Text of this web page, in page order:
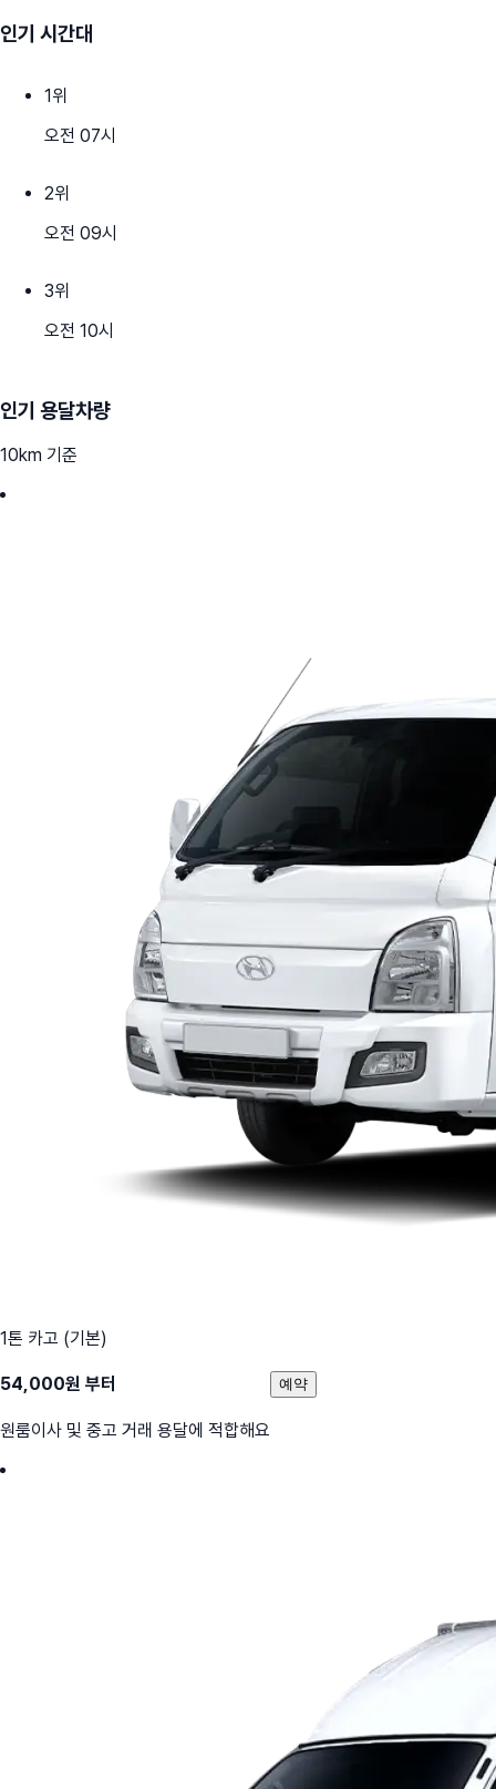
인기 시간대
1위
오전 07시
2위
오전 09시
3위
오전 10시
인기 용달차량
10km 기준
1톤 카고 (기본)
54,000원 부터
원룸이사 및 중고 거래 용달에 적합해요
예약